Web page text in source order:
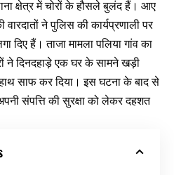
क्षेत्र में चोरों के हौसले बुलंद हैं। आए
वारदातों ने पुलिस की कार्यप्रणाली पर
दिए हैं। ताजा मामला पलिया गांव का
ने दिनदहाड़े एक घर के सामने खड़ी
साफ कर दिया। इस घटना के बाद से
संपत्ति की सुरक्षा को लेकर दहशत